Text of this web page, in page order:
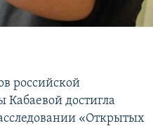
российской
достигла
«Открытых